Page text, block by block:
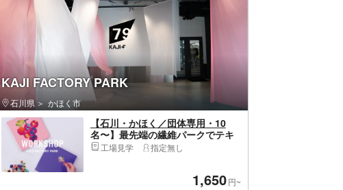
KAJI FACTORY PARK
石川県 かほく市
【石川・かほく／団体専用・10
名〜】最先端の繊維パークでテキ
スタイル モザイクアート体験
工場見学 指定無し
1,650円~